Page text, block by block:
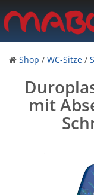
Shop / WC-Sitze /
mit